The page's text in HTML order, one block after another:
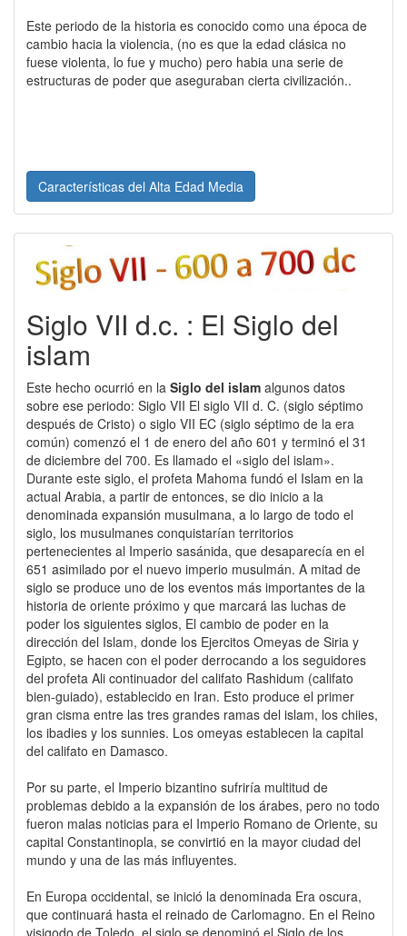
Este periodo de la historia es conocido como una época de
cambio hacia la violencia, (no es que la edad clásica no
fuese violenta, lo fue y mucho) pero habia una serie de
estructuras de poder que aseguraban cierta civilización..
Características del Alta Edad Media
Siglo VII d.c. : El Siglo del
islam
Este hecho ocurrió en la Siglo del islam algunos datos
sobre ese periodo: Siglo VII El siglo VII d. C. (siglo séptimo
después de Cristo) o siglo VII EC (siglo séptimo de la era
común) comenzó el 1 de enero del año 601 y terminó el 31
de diciembre del 700. Es llamado el «siglo del islam».
Durante este siglo, el profeta Mahoma fundó el Islam en la
actual Arabia, a partir de entonces, se dio inicio a la
denominada expansión musulmana, a lo largo de todo el
siglo, los musulmanes conquistarían territorios
pertenecientes al Imperio sasánida, que desaparecía en el
651 asimilado por el nuevo imperio musulmán. A mitad de
siglo se produce uno de los eventos más importantes de la
historia de oriente próximo y que marcará las luchas de
poder los siguientes siglos, El cambio de poder en la
dirección del Islam, donde los Ejercitos Omeyas de Siria y
Egipto, se hacen con el poder derrocando a los seguidores
del profeta Ali continuador del califato Rashidum (califato
bien-guiado), establecido en Iran. Esto produce el primer
gran cisma entre las tres grandes ramas del islam, los chiies,
los ibadies y los sunnies. Los omeyas establecen la capital
del califato en Damasco.
Por su parte, el Imperio bizantino sufriría multitud de
problemas debido a la expansión de los árabes, pero no todo
fueron malas noticias para el Imperio Romano de Oriente, su
capital Constantinopla, se convirtió en la mayor ciudad del
mundo y una de las más influyentes.
En Europa occidental, se inició la denominada Era oscura,
que continuará hasta el reinado de Carlomagno. En el Reino